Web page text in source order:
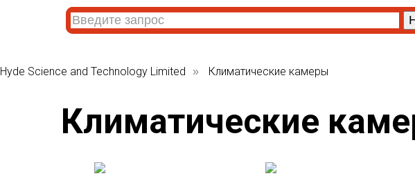
Hyde Science and Technology Limited » Климатические камеры
Климатические